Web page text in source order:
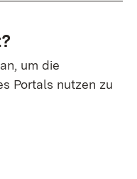
um die
Portals nutzen zu